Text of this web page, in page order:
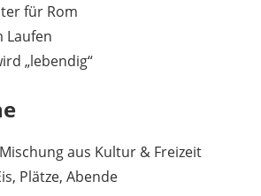
für Rom
Laufen
„lebendig“
aus Kultur & Freizeit
Plätze, Abende